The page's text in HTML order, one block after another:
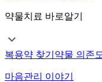
약물치료 바로알기
복용약 찾기 약물 의존
마음관리 이야기